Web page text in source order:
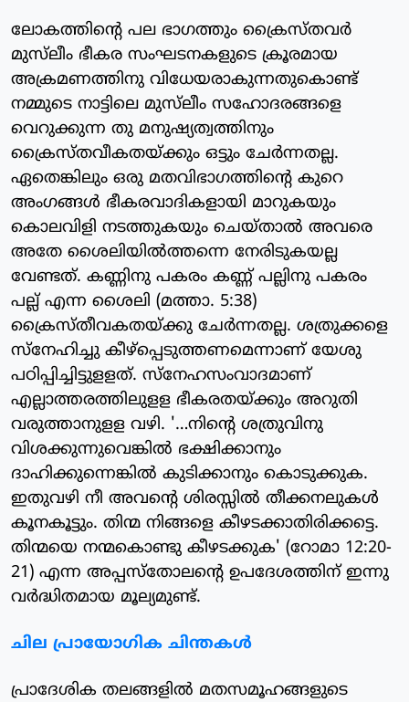
ലോകത്തിന്റെ പല ഭാഗത്തും ക്രൈസ്തവര്‍
മുസ്‌ലീം ഭീകര സംഘടനകളുടെ ക്രൂരമായ
അക്രമണത്തിനു വിധേയരാകുന്നതുകൊണ്ട്
നമ്മുടെ നാട്ടിലെ മുസ്‌ലീം സഹോദരങ്ങളെ
വെറുക്കുന്ന തു മനുഷ്യത്വത്തിനും
ക്രൈസ്തവീകതയ്ക്കും ഒട്ടും ചേര്‍ന്നതല്ല.
ഏതെങ്കിലും ഒരു മതവിഭാഗത്തിന്റെ കുറെ
അംഗങ്ങള്‍ ഭീകരവാദികളായി മാറുകയും
കൊലവിളി നടത്തുകയും ചെയ്താല്‍ അവരെ
അതേ ശൈലിയില്‍ത്തന്നെ നേരിടുകയല്ല
വേണ്ടത്. കണ്ണിനു പകരം കണ്ണ്‌ പല്ലിനു പകരം
പല്ല് എന്ന ശൈലി (മത്താ. 5:38)
ക്രൈസ്തീവകതയ്ക്കു ചേര്‍ന്നതല്ല. ശത്രുക്കളെ
സ്‌നേഹിച്ചു കീഴ്‌പ്പെടുത്തണമെന്നാണ് യേശു
പഠിപ്പിച്ചിട്ടുളളത്. സ്‌നേഹസംവാദമാണ്
എല്ലാത്തരത്തിലുളള ഭീകരതയ്ക്കും അറുതി
വരുത്താനുളള വഴി. '…നിന്റെ ശത്രുവിനു
വിശക്കുന്നുവെങ്കില്‍ ഭക്ഷിക്കാനും
ദാഹിക്കുന്നെങ്കില്‍ കുടിക്കാനും കൊടുക്കുക.
ഇതുവഴി നീ അവന്റെ ശിരസ്സില്‍ തീക്കനലുകള്‍
കൂനകൂട്ടും. തിന്മ നിങ്ങളെ കീഴടക്കാതിരിക്കട്ടെ.
തിന്മയെ നന്മകൊണ്ടു കീഴടക്കുക' (റോമാ 12:20-
21) എന്ന അപ്പസ്‌തോലന്റെ ഉപദേശത്തിന് ഇന്നു
വര്‍ദ്ധിതമായ മൂല്യമുണ്ട്.
ചില പ്രായോഗിക ചിന്തകള്‍
പ്രാദേശിക തലങ്ങളില്‍ മതസമൂഹങ്ങളുടെ